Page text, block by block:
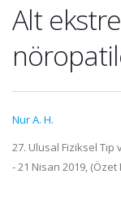
Alt
Nur A. H.
27. Ulusal Fiziksel
- 21 Nisan 2019, (Özet